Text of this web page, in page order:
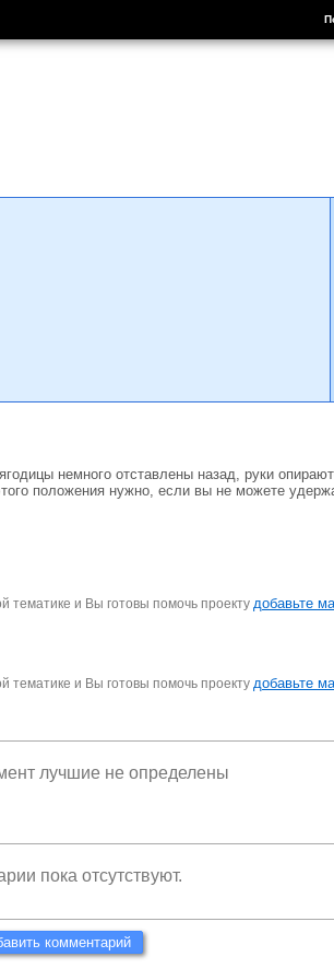
немного отставлены назад, руки
положения нужно, если вы не можете
тематике и Вы готовы помочь проекту добавьте
тематике и Вы готовы помочь проекту добавьте
лучшие не определены
пока отсутствуют.
комментарий